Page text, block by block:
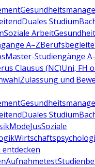
Duales Studium
Soziale Arbeit
A–Z
Master-Studiengänge
Clausus (NC)Uni, FH
Zulassung und
Duales Studium
ModeJusSoziale
Aufnahmetest